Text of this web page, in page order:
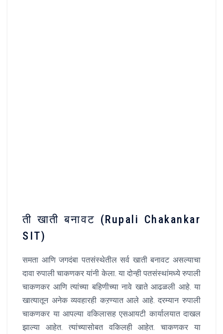
ती खाती बनावट (Rupali Chakankar
SIT)
समता आणि जगदंबा पतसंस्थेतील सर्व खाती बनावट असल्याचा
दावा रुपाली चाकणकर यांनी केला. या दोन्ही पतसंस्थांमध्ये रुपाली
चाकणकर आणि त्यांच्या बहिणीच्या नावे खाते आढळली आहे. या
खात्यातून अनेक व्यवहारही कऱण्यात आले आहे. दरम्यान रुपाली
चाकणकर या आपल्या वकिलासह एसआयटी कार्यालयात दाखल
झाल्या आहेत. त्यांच्यासोबत वकिलही आहेत. चाकणकर या